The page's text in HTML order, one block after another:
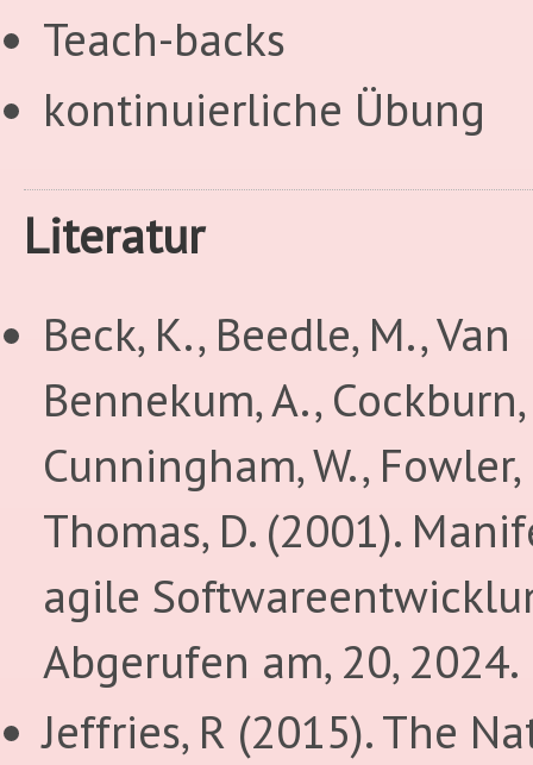
Teach-backs
kontinuierliche Übung
Literatur
Beck, K., Beedle, M., Van
Bennekum, A.,
Cunningham, W.,
Thomas, D. (2001).
agile
Abgerufen am, 20, 2024.
Jeffries, R (2015). The